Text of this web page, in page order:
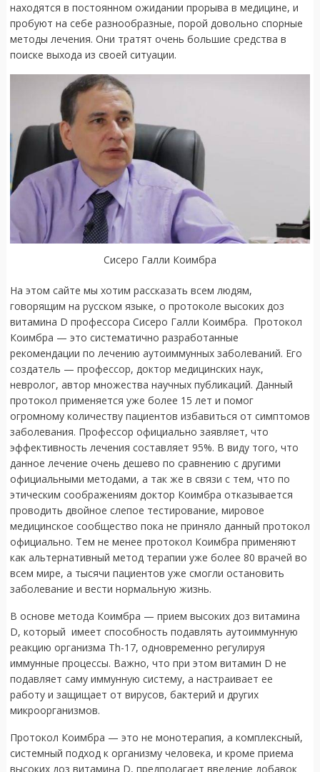
находятся в постоянном ожидании прорыва в медицине, и
пробуют на себе разнообразные, порой довольно спорные
методы лечения. Они тратят очень большие средства в
поиске выхода из своей ситуации.
Сисеро Галли Коимбра
На этом сайте мы хотим рассказать всем людям,
говорящим на русском языке, о протоколе высоких доз
витамина D профессора Сисеро Галли Коимбра. Протокол
Коимбра — это систематично разработанные
рекомендации по лечению аутоиммунных заболеваний. Его
создатель — профессор, доктор медицинских наук,
невролог, автор множества научных публикаций. Данный
протокол применяется уже более 15 лет и помог
огромному количеству пациентов избавиться от симптомов
заболевания. Профессор официально заявляет, что
эффективность лечения составляет 95%. В виду того, что
данное лечение очень дешево по сравнению с другими
официальными методами, а так же в связи с тем, что по
этическим соображениям доктор Коимбра отказывается
проводить двойное слепое тестирование, мировое
медицинское сообщество пока не приняло данный протокол
официально. Тем не менее протокол Коимбра применяют
как альтернативный метод терапии уже более 80 врачей во
всем мире, а тысячи пациентов уже смогли остановить
заболевание и вести нормальную жизнь.
В основе метода Коимбра — прием высоких доз витамина
D, который имеет способность подавлять аутоиммунную
реакцию организма Th-17, одновременно регулируя
иммунные процессы. Важно, что при этом витамин D не
подавляет саму иммунную систему, а настраивает ее
работу и защищает от вирусов, бактерий и других
микроорганизмов.
Протокол Коимбра — это не монотерапия, а комплексный,
системный подход к организму человека, и кроме приема
высоких доз витамина D, предполагает введение добавок